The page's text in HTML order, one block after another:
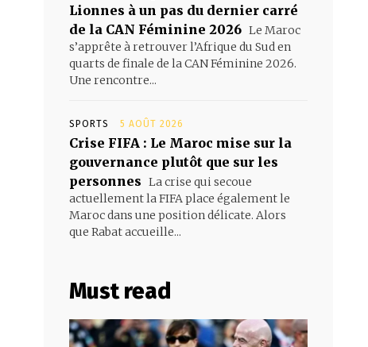
Lionnes à un pas du dernier carré
de la CAN Féminine 2026 Le Maroc
s’apprête à retrouver l’Afrique du Sud en
quarts de finale de la CAN Féminine 2026.
Une rencontre...
SPORTS 5 AOÛT 2026
Crise FIFA : Le Maroc mise sur la
gouvernance plutôt que sur les
personnes La crise qui secoue
actuellement la FIFA place également le
Maroc dans une position délicate. Alors
que Rabat accueille...
Must read